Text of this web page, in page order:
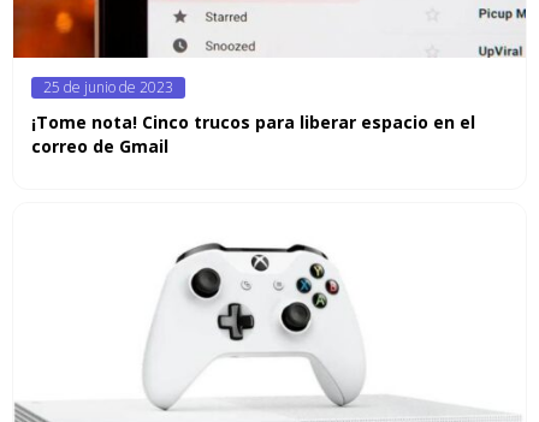
Posted
25 de junio de 2023
¡Tome nota! Cinco trucos para liberar espacio en el
correo de Gmail